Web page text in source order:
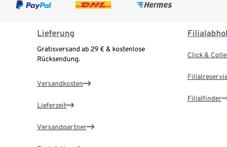
Lieferung
Gratisversand ab 29 € & kostenlose
Rücksendung.
Versandkosten
Lieferzeit
Versandpartner
Click &
Filialfinder